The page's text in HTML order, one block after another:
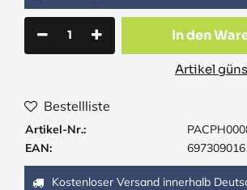
In den
Artikel
Bestellliste
Artikel-Nr.:
EAN:
Kostenloser Versand innerhalb